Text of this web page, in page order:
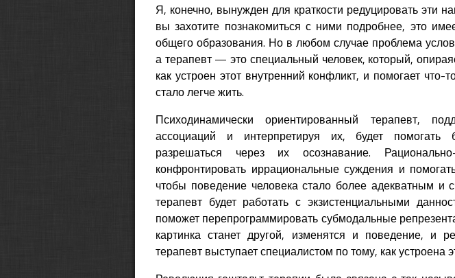
Я, конечно, вынужден для краткости редуцировать эти
вы захотите познакомиться с ними подробнее, это
общего образования. Но в любом случае проблема
а терапевт — это специальный человек, который,
как устроен этот внутренний конфликт, и помогает что-
стало легче жить.
Психодинамически ориентированный терапевт,
ассоциаций и интерпретируя их, будет помогать
разрешаться через их осознавание.
конфронтировать иррациональные суждения и
чтобы поведение человека стало более адекватным и
терапевт будет работать с экзистенциальными
поможет перепрограммировать субмодальные
картинка станет другой, изменятся и поведение, и
терапевт выступает специалистом по тому, как устроена